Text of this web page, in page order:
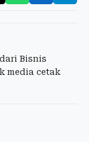
Bisnis
media cetak